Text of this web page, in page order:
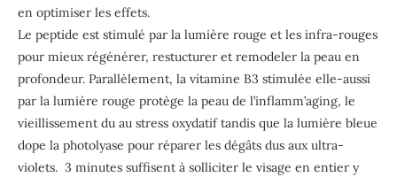
en optimiser les effets.
Le peptide est stimulé par la lumière rouge et les infra-rouges
pour mieux régénérer, restucturer et remodeler la peau en
profondeur. Parallèlement, la vitamine B3 stimulée elle-aussi
par la lumière rouge protège la peau de l’inflamm’aging, le
vieillissement du au stress oxydatif tandis que la lumière bleue
dope la photolyase pour réparer les dégâts dus aux ultra-
violets. 3 minutes suffisent à solliciter le visage en entier y